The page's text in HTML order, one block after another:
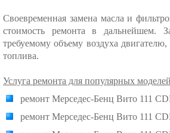
Своевременная замена масла и
стоимость ремонта в дальнейшем.
требуемому объему воздуха
топлива.
Услуга ремонта для популярных
ремонт Мерседес-Бенц Вито 111
ремонт Мерседес-Бенц Вито 111